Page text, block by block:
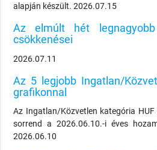
alapján készült. 2026.07.15
Az elmúlt hét
csökkenései
2026.07.11
Az 5 legjobb Ingatlan/
grafikonnal
Az Ingatlan/Közvetlen kategória
sorrend a 2026.06.10.-i éves
2026.06.10